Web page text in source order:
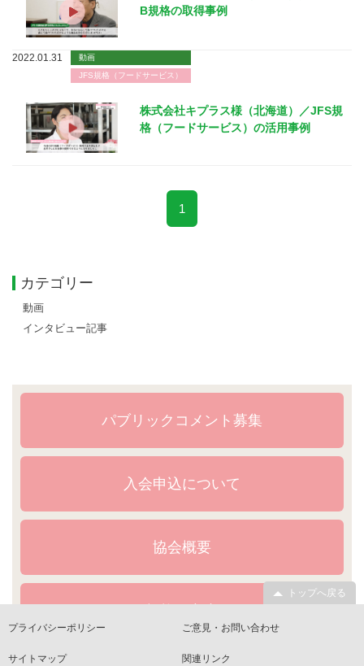
B規格の取得事例
2022.01.31
動画
JFS規格（フードサービス）
株式会社キプラス様（北海道）／JFS規
格（フードサービス）の活用事例
1
カテゴリー
動画
インタビュー記事
パブリックコメント募集
入会申込について
協会概要
トップへ戻る
プライバシーポリシー ご意見・お問い合わせ
サイトマップ 関連リンク